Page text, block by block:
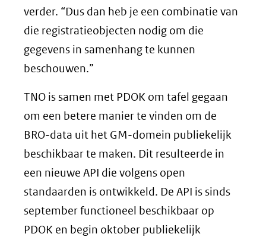
verder. “Dus dan heb je een combinatie van
die registratieobjecten nodig om die
gegevens in samenhang te kunnen
beschouwen.”
TNO is samen met PDOK om tafel gegaan
om een betere manier te vinden om de
BRO-data uit het GM-domein publiekelijk
beschikbaar te maken. Dit resulteerde in
een nieuwe API die volgens open
standaarden is ontwikkeld. De API is sinds
september functioneel beschikbaar op
PDOK en begin oktober publiekelijk